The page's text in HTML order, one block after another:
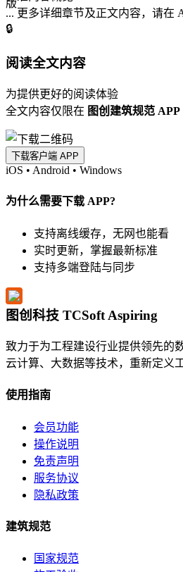
... 更多详细章节及正文内容，请在
🔒
阅读全文内容
为提供更好的阅读体验
全文内容仅限在 图创建筑规范 APP
下载客户端 APP
iOS • Android • Windows
为什么需要下载 APP?
支持离线缓存，无网也能看
实时更新，掌握最新标准
支持多端登陆与同步
图创科技 TCSoft Aspiring
致力于为工程建设行业提供领先的
云计算、大数据等技术，重新定义
使用指南
会员功能
操作说明
免责声明
服务协议
隐私政策
建筑规范
国家规范